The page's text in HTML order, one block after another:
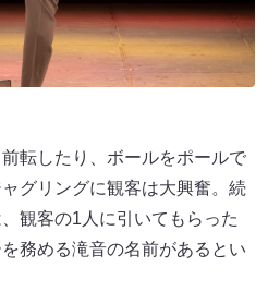
転したり、ボールをポールで
グリングに観客は大興奮。続
観客の1人に引いてもらった
務める滝音の名前があるとい